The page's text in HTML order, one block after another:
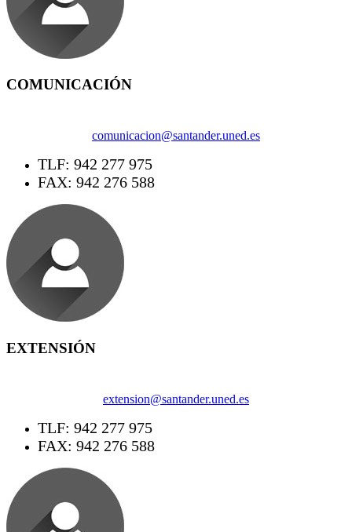
COMUNICACIÓN
comunicacion@santander.uned.es
TLF: 942 277 975
FAX: 942 276 588
EXTENSIÓN
extension@santander.uned.es
TLF: 942 277 975
FAX: 942 276 588